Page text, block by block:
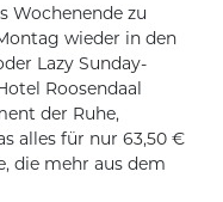
Wochenende zu
wieder in den
Lazy Sunday-
Roosendaal
der Ruhe,
alles für nur 63,50 €
die mehr aus dem